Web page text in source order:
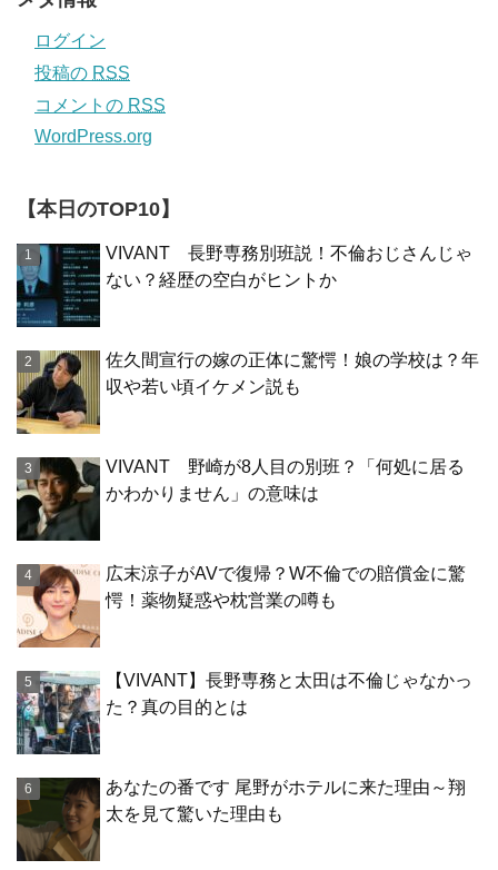
ログイン
投稿の RSS
コメントの RSS
WordPress.org
【本日のTOP10】
VIVANT 長野専務別班説！不倫おじさんじゃ
ない？経歴の空白がヒントか
佐久間宣行の嫁の正体に驚愕！娘の学校は？年
収や若い頃イケメン説も
VIVANT 野崎が8人目の別班？「何処に居る
かわかりません」の意味は
広末涼子がAVで復帰？W不倫での賠償金に驚
愕！薬物疑惑や枕営業の噂も
【VIVANT】長野専務と太田は不倫じゃなかっ
た？真の目的とは
あなたの番です 尾野がホテルに来た理由～翔
太を見て驚いた理由も